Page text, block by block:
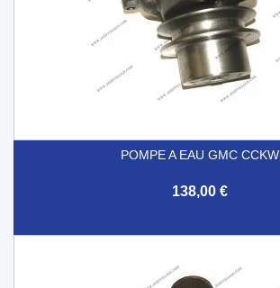
POMPE A EAU GMC CCKW
138,00 €